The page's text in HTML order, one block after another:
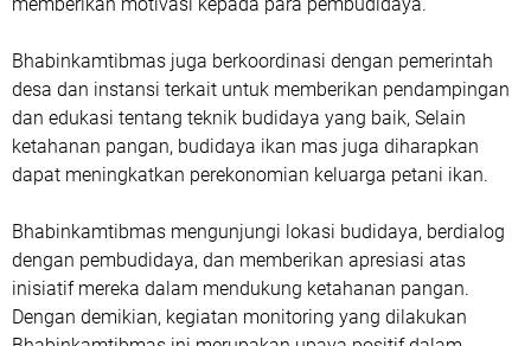
Bhabinkamtibmas juga berkoordinasi dengan pemerintah
desa dan instansi terkait untuk memberikan pendampingan
dan edukasi tentang teknik budidaya yang baik, Selain
ketahanan pangan, budidaya ikan mas juga diharapkan
dapat meningkatkan perekonomian keluarga petani ikan.
Bhabinkamtibmas mengunjungi lokasi budidaya, berdialog
dengan pembudidaya, dan memberikan apresiasi atas
inisiatif mereka dalam mendukung ketahanan pangan.
Dengan demikian, kegiatan monitoring yang dilakukan